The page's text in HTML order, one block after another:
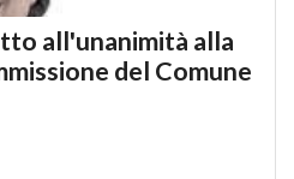
all'unanimità alla
del Comune